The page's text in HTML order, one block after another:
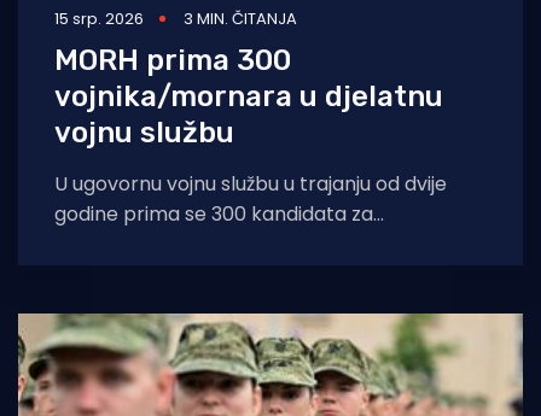
15 srp. 2026 3 MIN. ČITANJA
MORH prima 300
vojnika/mornara u djelatnu
vojnu službu
U ugovornu vojnu službu u trajanju od dvije
godine prima se 300 kandidata za